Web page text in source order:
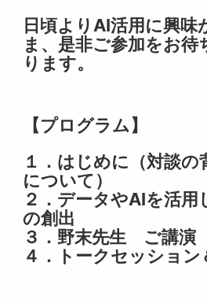
日頃よりAI活用に興味
ま、是非ご参加をお待
ります。
【プログラム】
１．はじめに（対談の
について）
２．データやAIを活用
の創出
３．野末先生 ご講演
４．トークセッション